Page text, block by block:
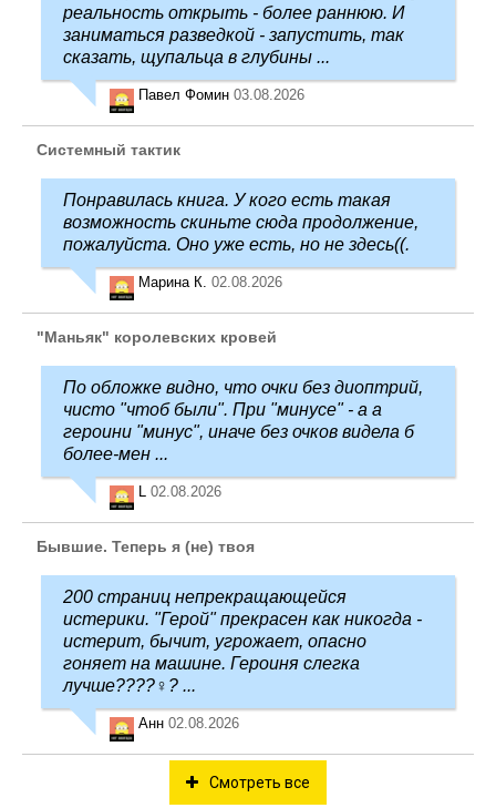
реальность открыть - более раннюю. И
заниматься разведкой - запустить, так
сказать, щупальца в глубины ...
Павел Фомин 03.08.2026
Системный тактик
Понравилась книга. У кого есть такая
возможность скиньте сюда продолжение,
пожалуйста. Оно уже есть, но не здесь((.
Марина К. 02.08.2026
"Маньяк" королевских кровей
По обложке видно, что очки без диоптрий,
чисто "чтоб были". При "минусе" - а а
героини "минус", иначе без очков видела б
более-мен ...
L 02.08.2026
Бывшие. Теперь я (не) твоя
200 страниц непрекращающейся
истерики. "Герой" прекрасен как никогда -
истерит, бычит, угрожает, опасно
гоняет на машине. Героиня слегка
лучше????‍♀️? ...
Анн 02.08.2026
Смотреть все